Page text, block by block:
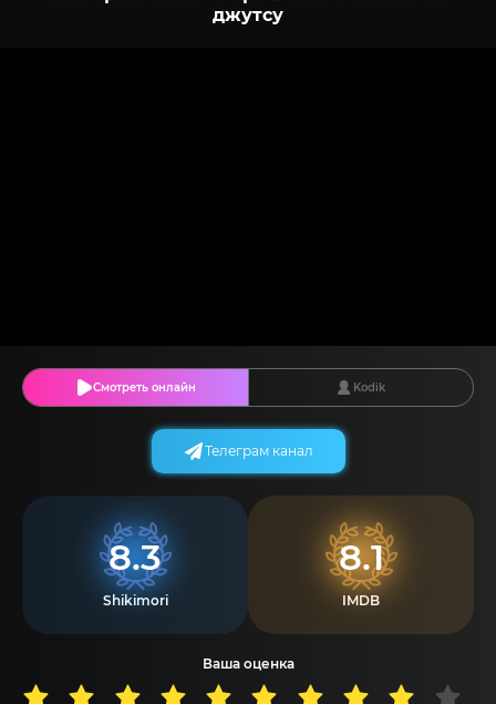
джутсу
Смотреть онлайн Kodik
8.3
Shikimori
8.1
IMDB
Ваша оценка
Телеграм канал